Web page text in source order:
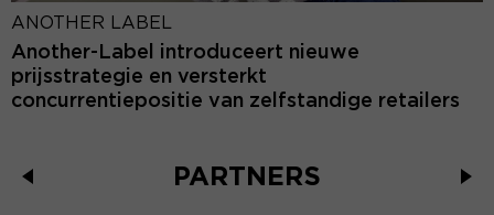
ANOTHER LABEL
Another-Label introduceert nieuwe
prijsstrategie en versterkt
concurrentiepositie van zelfstandige retailers
PARTNERS